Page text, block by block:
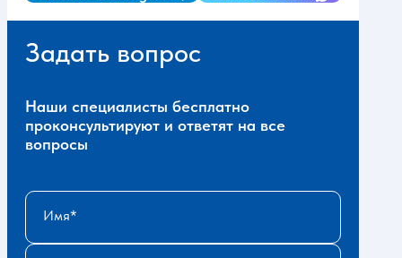
Задать вопрос
Наши специалисты бесплатно
проконсультируют и ответят на все
вопросы
Имя